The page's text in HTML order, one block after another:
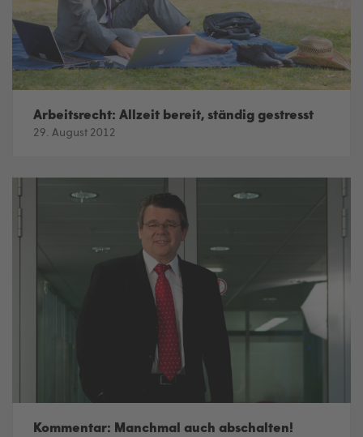
Arbeitsrecht: Allzeit bereit, ständig gestresst
29. August 2012
Kommentar: Manchmal auch abschalten!